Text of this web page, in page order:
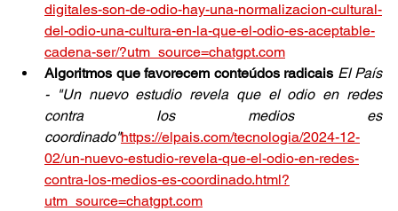
digitales-son-de-odio-hay-una-normalizacion-cultural-
del-odio-una-cultura-en-la-que-el-odio-es-aceptable-
cadena-ser/?utm_source=chatgpt.com
Algoritmos que favorecem conteúdos radicais El País
- "Un nuevo estudio revela que el odio en redes
contra los medios es
coordinado"https://elpais.com/tecnologia/2024-12-
02/un-nuevo-estudio-revela-que-el-odio-en-redes-
contra-los-medios-es-coordinado.html?
utm_source=chatgpt.com